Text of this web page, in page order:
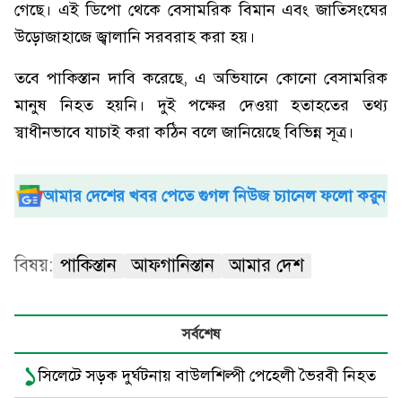
গেছে। এই ডিপো থেকে বেসামরিক বিমান এবং জাতিসংঘের
উড়োজাহাজে জ্বালানি সরবরাহ করা হয়।
তবে পাকিস্তান দাবি করেছে, এ অভিযানে কোনো বেসামরিক
মানুষ নিহত হয়নি। দুই পক্ষের দেওয়া হতাহতের তথ্য
স্বাধীনভাবে যাচাই করা কঠিন বলে জানিয়েছে বিভিন্ন সূত্র।
আমার দেশের খবর পেতে গুগল নিউজ চ্যানেল ফলো করুন
বিষয়: পাকিস্তান আফগানিস্তান আমার দেশ
সর্বশেষ
১সিলেটে সড়ক দুর্ঘটনায় বাউলশিল্পী পেহেলী ভৈরবী নিহত